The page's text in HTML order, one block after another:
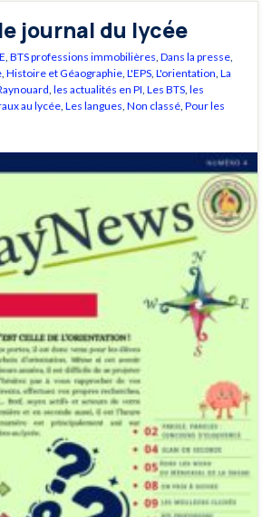
journal du lycée
BTS professions immobilières Dans la presse
Histoire et Géaographie L'EPS L'orientation La
les actualités en PI Les BTS les
au lycée Les langues Non classé Pour les